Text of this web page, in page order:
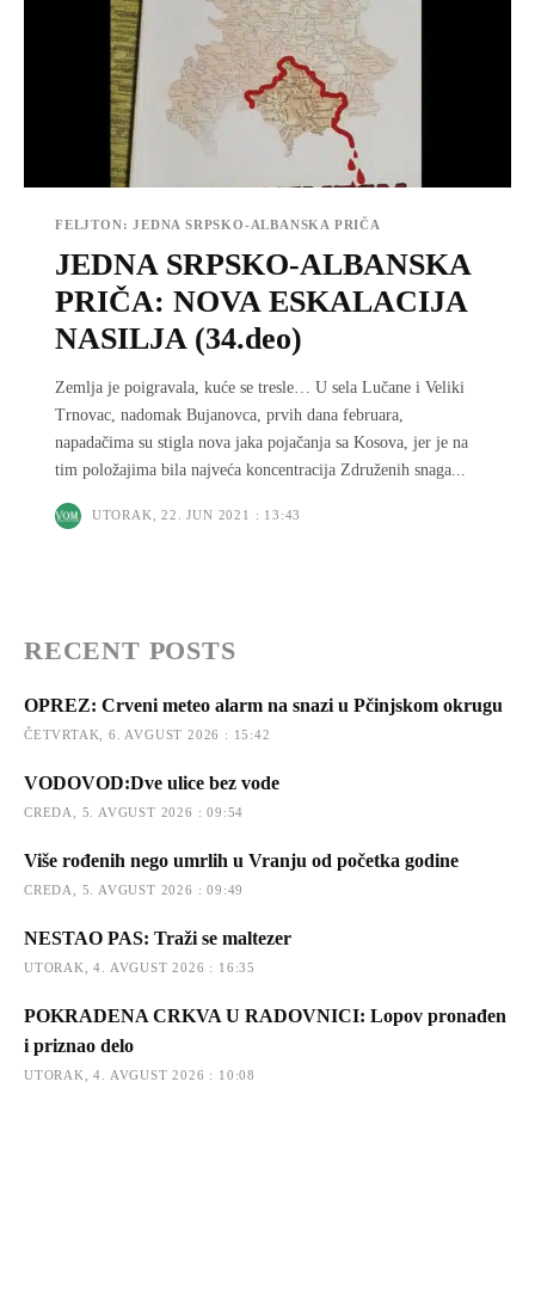
FELJTON: JEDNA SRPSKO-ALBANSKA PRIČA
JEDNA SRPSKO-ALBANSKA
PRIČA: NOVA ESKALACIJA
NASILJA (34.deo)
Zemlja je poigravala, kuće se tresle… U sela Lučane i Veliki
Trnovac, nadomak Bujanovca, prvih dana februara,
napadačima su stigla nova jaka pojačanja sa Kosova, jer je na
tim položajima bila najveća koncentracija Združenih snaga...
UTORAK, 22. JUN 2021 : 13:43
RECENT POSTS
OPREZ: Crveni meteo alarm na snazi u Pčinjskom okrugu
ČETVRTAK, 6. AVGUST 2026 : 15:42
VODOVOD:Dve ulice bez vode
CREDA, 5. AVGUST 2026 : 09:54
Više rođenih nego umrlih u Vranju od početka godine
CREDA, 5. AVGUST 2026 : 09:49
NESTAO PAS: Traži se maltezer
UTORAK, 4. AVGUST 2026 : 16:35
POKRADENA CRKVA U RADOVNICI: Lopov pronađen
i priznao delo
UTORAK, 4. AVGUST 2026 : 10:08